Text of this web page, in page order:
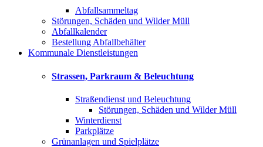
Abfallsammeltag
Störungen, Schäden und Wilder Müll
Abfallkalender
Bestellung Abfallbehälter
Kommunale Dienstleistungen
Strassen, Parkraum & Beleuchtung
Straßendienst und Beleuchtung
Störungen, Schäden und Wilder Müll
Winterdienst
Parkplätze
Grünanlagen und Spielplätze